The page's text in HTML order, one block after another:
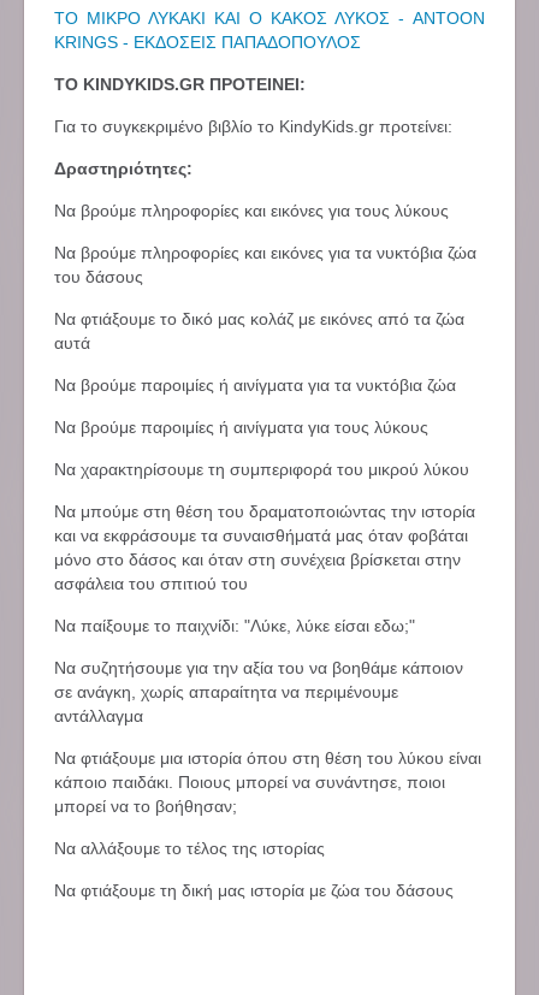
ΤΟ ΜΙΚΡΟ ΛΥΚΑΚΙ ΚΑΙ Ο ΚΑΚΟΣ ΛΥΚΟΣ - ANTOON
KRINGS - ΕΚΔΟΣΕΙΣ ΠΑΠΑΔΟΠΟΥΛΟΣ
ΤΟ KINDYKIDS.GR ΠΡΟΤΕΙΝΕΙ:
Για το συγκεκριμένο βιβλίο το KindyKids.gr προτείνει:
Δραστηριότητες:
Να βρούμε πληροφορίες και εικόνες για τους λύκους
Να βρούμε πληροφορίες και εικόνες για τα νυκτόβια ζώα
του δάσους
Να φτιάξουμε το δικό μας κολάζ με εικόνες από τα ζώα
αυτά
Να βρούμε παροιμίες ή αινίγματα για τα νυκτόβια ζώα
Να βρούμε παροιμίες ή αινίγματα για τους λύκους
Να χαρακτηρίσουμε τη συμπεριφορά του μικρού λύκου
Να μπούμε στη θέση του δραματοποιώντας την ιστορία
και να εκφράσουμε τα συναισθήματά μας όταν φοβάται
μόνο στο δάσος και όταν στη συνέχεια βρίσκεται στην
ασφάλεια του σπιτιού του
Να παίξουμε το παιχνίδι: "Λύκε, λύκε είσαι εδω;"
Να συζητήσουμε για την αξία του να βοηθάμε κάποιον
σε ανάγκη, χωρίς απαραίτητα να περιμένουμε
αντάλλαγμα
Να φτιάξουμε μια ιστορία όπου στη θέση του λύκου είναι
κάποιο παιδάκι. Ποιους μπορεί να συνάντησε, ποιοι
μπορεί να το βοήθησαν;
Να αλλάξουμε το τέλος της ιστορίας
Να φτιάξουμε τη δική μας ιστορία με ζώα του δάσους